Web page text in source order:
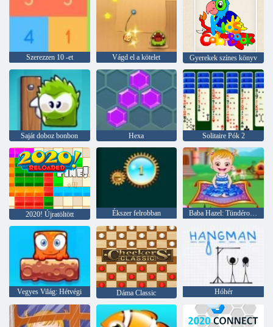
Szerezzen 10 -et Vágd el a kötelet Gyerekek színes könyv
Saját doboz bonbon Hexa Solitaire Pók 2
2020! Újratöltött Ékszer felrobban Baba Hazel: Tündérország
Vegyes Világ: Hétvégi Dáma Classic Hóhér